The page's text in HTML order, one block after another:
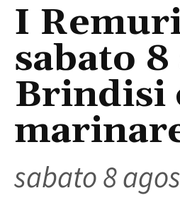
I
sabato
Brindisi
sabato 8